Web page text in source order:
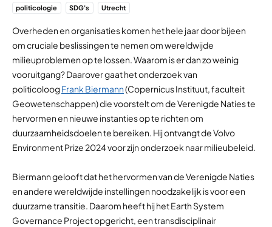
politicologie SDG's Utrecht
Overheden en organisaties komen het hele jaar door bijeen
om cruciale beslissingen te nemen om wereldwijde
milieuproblemen op te lossen. Waarom is er dan zo weinig
vooruitgang? Daarover gaat het onderzoek van
politicoloogFrank Biermann(Copernicus Instituut, faculteit
Geowetenschappen) die voorstelt om de Verenigde Naties te
hervormen en nieuwe instanties op te richten om
duurzaamheidsdoelen te bereiken. Hij ontvangt de Volvo
Environment Prize 2024 voor zijn onderzoek naar milieubeleid.
Biermann gelooft dat het hervormen van de Verenigde Naties
en andere wereldwijde instellingen noodzakelijk is voor een
duurzame transitie. Daarom heeft hij het Earth System
Governance Project opgericht, een transdisciplinair